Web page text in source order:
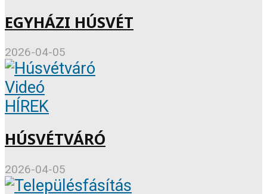
EGYHÁZI HÚSVÉT
2026-04-05
Videó
HÍREK
HÚSVÉTVÁRÓ
2026-04-05